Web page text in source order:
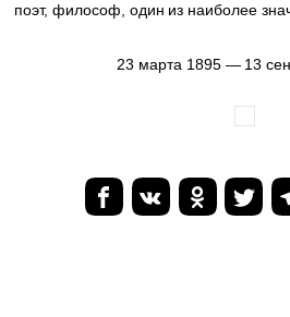
поэт, философ, один из наиболее
23 марта 1895 — 13